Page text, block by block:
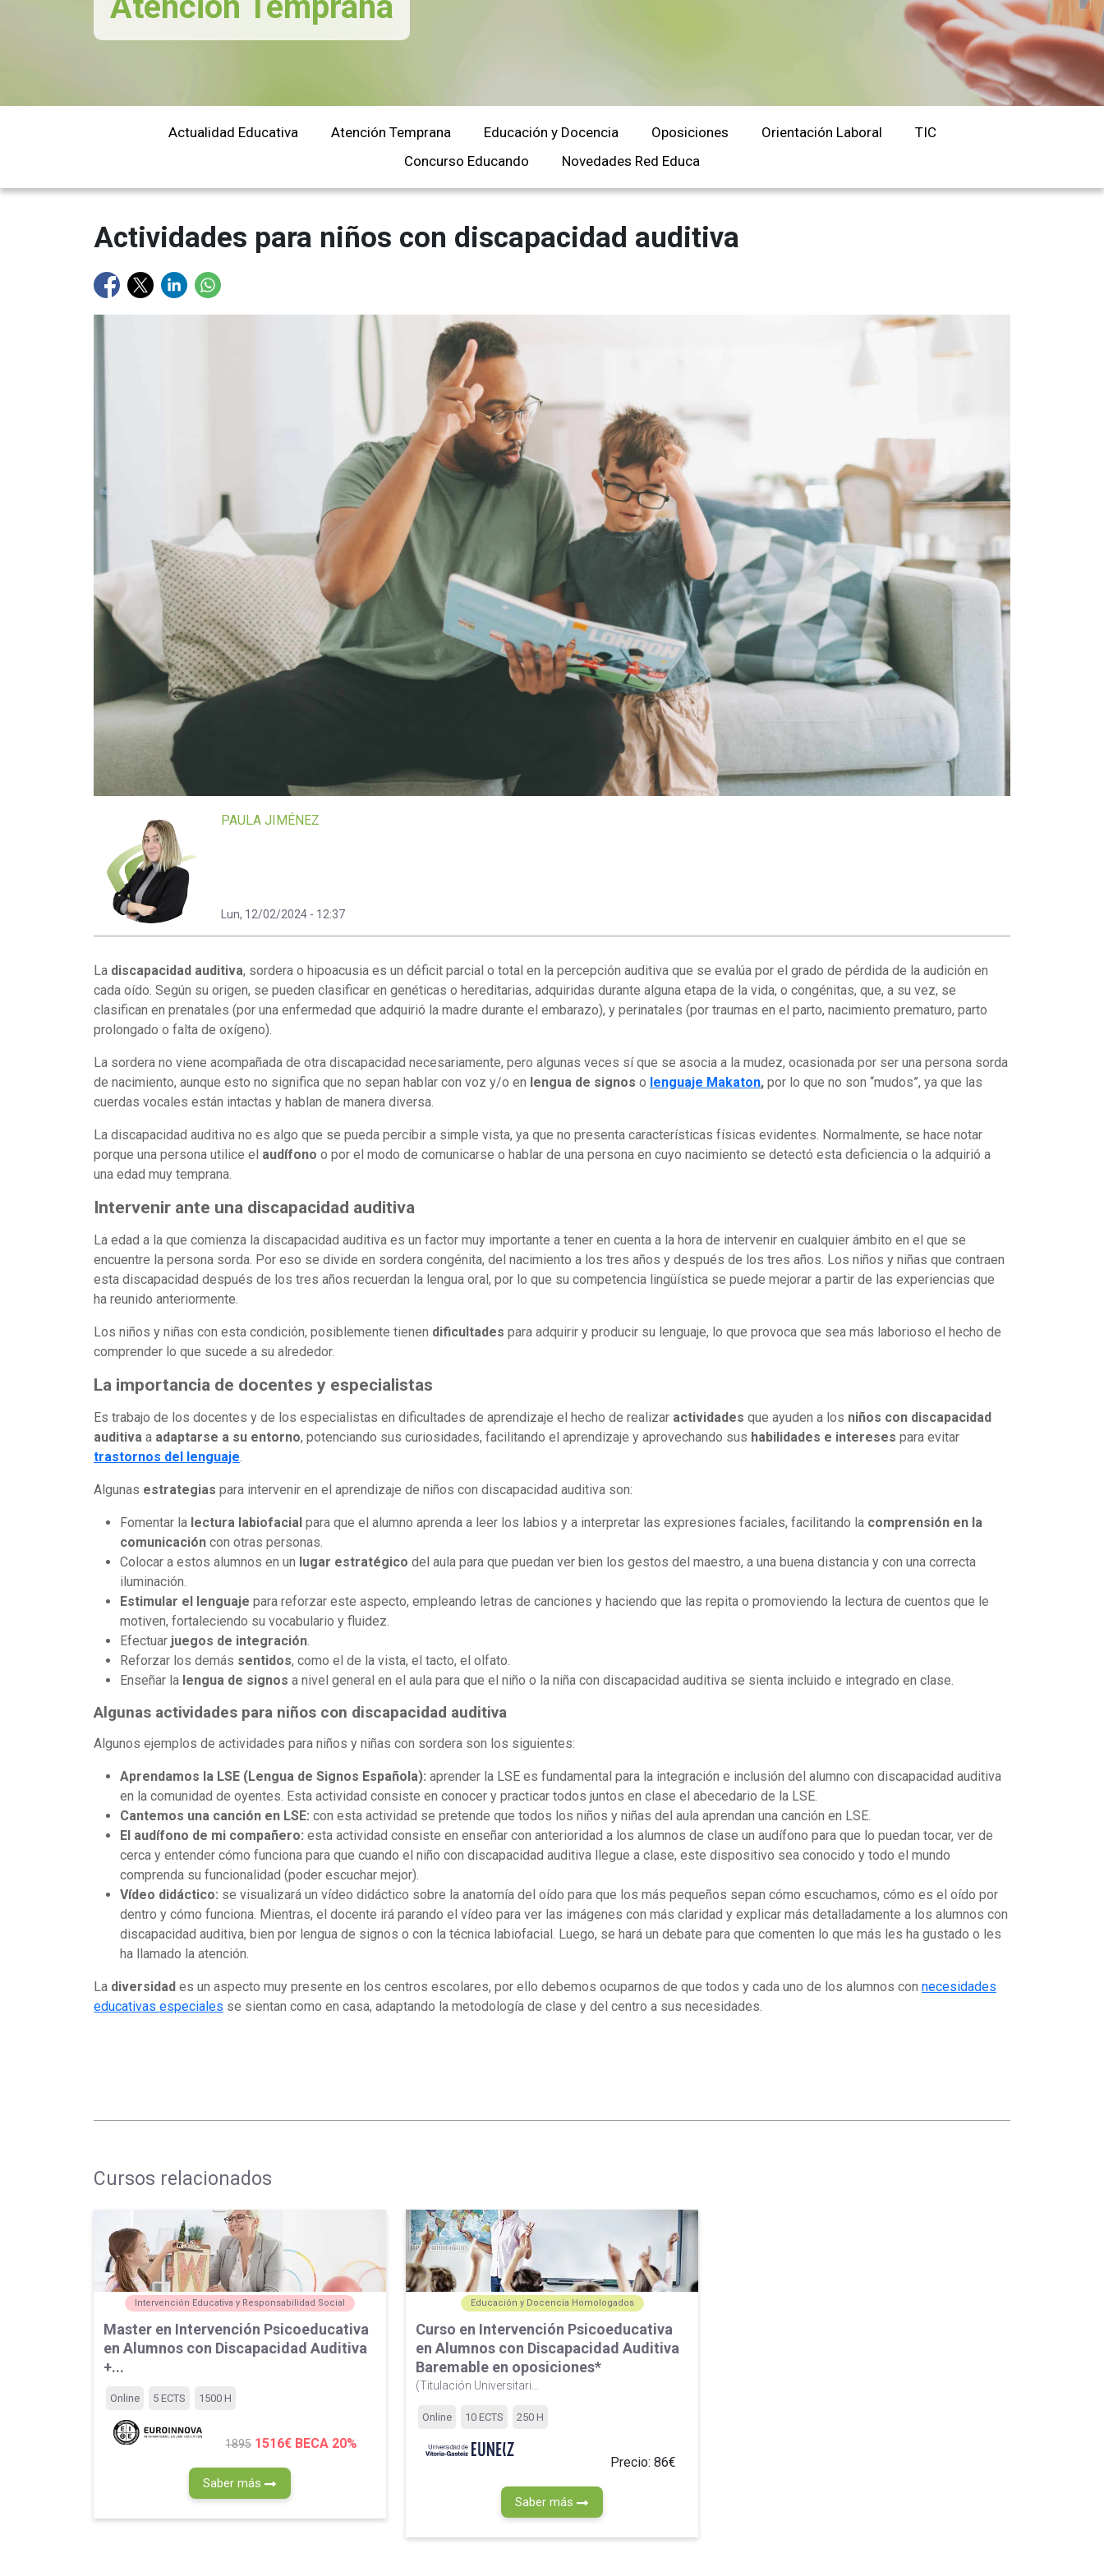
Másteres Oficiales
Masters Profesionales
Cursos para oposiciones
Orientación Laboral
Responsabilidad Social e
Actualidad Educativa Atención Temprana Educación y Docencia Oposiciones Orientación Laboral
TIC
Concurso Educando
Novedades Red Educa
Actividades para niños con discapacidad auditiva
PAULA JIMÉNEZ
Lun, 12/02/2024 - 12:37
La discapacidad auditiva, sordera o hipoacusia es un déficit parcial o total en la percepción auditiva que se evalúa por el grado de pérdida de la audición en
cada oído. Según su origen, se pueden clasificar en genéticas o hereditarias, adquiridas durante alguna etapa de la vida, o congénitas, que, a su vez, se
clasifican en prenatales (por una enfermedad que adquirió la madre durante el embarazo), y perinatales (por traumas en el parto, nacimiento prematuro, parto
prolongado o falta de oxígeno).
La sordera no viene acompañada de otra discapacidad necesariamente, pero algunas veces sí que se asocia a la mudez, ocasionada por ser una persona sorda
de nacimiento, aunque esto no significa que no sepan hablar con voz y/o en lengua de signos o lenguaje Makaton, por lo que no son “mudos”, ya que las
cuerdas vocales están intactas y hablan de manera diversa.
La discapacidad auditiva no es algo que se pueda percibir a simple vista, ya que no presenta características físicas evidentes. Normalmente, se hace notar
porque una persona utilice el audífono o por el modo de comunicarse o hablar de una persona en cuyo nacimiento se detectó esta deficiencia o la adquirió a
una edad muy temprana.
Intervenir ante una discapacidad auditiva
La edad a la que comienza la discapacidad auditiva es un factor muy importante a tener en cuenta a la hora de intervenir en cualquier ámbito en el que se
encuentre la persona sorda. Por eso se divide en sordera congénita, del nacimiento a los tres años y después de los tres años. Los niños y niñas que contraen
esta discapacidad después de los tres años recuerdan la lengua oral, por lo que su competencia lingüística se puede mejorar a partir de las experiencias que
ha reunido anteriormente.
Los niños y niñas con esta condición, posiblemente tienen dificultades para adquirir y producir su lenguaje, lo que provoca que sea más laborioso el hecho de
comprender lo que sucede a su alrededor.
La importancia de docentes y especialistas
Es trabajo de los docentes y de los especialistas en dificultades de aprendizaje el hecho de realizar actividades que ayuden a los niños con discapacidad
auditiva a adaptarse a su entorno, potenciando sus curiosidades, facilitando el aprendizaje y aprovechando sus habilidades e intereses para evitar
trastornos del lenguaje.
Algunas estrategias para intervenir en el aprendizaje de niños con discapacidad auditiva son:
Fomentar la lectura labiofacial para que el alumno aprenda a leer los labios y a interpretar las expresiones faciales, facilitando la comprensión en la
comunicación con otras personas.
Colocar a estos alumnos en un lugar estratégico del aula para que puedan ver bien los gestos del maestro, a una buena distancia y con una correcta
iluminación.
Estimular el lenguaje para reforzar este aspecto, empleando letras de canciones y haciendo que las repita o promoviendo la lectura de cuentos que le
motiven, fortaleciendo su vocabulario y fluidez.
Efectuar juegos de integración.
Reforzar los demás sentidos, como el de la vista, el tacto, el olfato.
Enseñar la lengua de signos a nivel general en el aula para que el niño o la niña con discapacidad auditiva se sienta incluido e integrado en clase.
Algunas actividades para niños con discapacidad auditiva
Algunos ejemplos de actividades para niños y niñas con sordera son los siguientes:
Aprendamos la LSE (Lengua de Signos Española): aprender la LSE es fundamental para la integración e inclusión del alumno con discapacidad auditiva
en la comunidad de oyentes. Esta actividad consiste en conocer y practicar todos juntos en clase el abecedario de la LSE.
Cantemos una canción en LSE: con esta actividad se pretende que todos los niños y niñas del aula aprendan una canción en LSE.
El audífono de mi compañero: esta actividad consiste en enseñar con anterioridad a los alumnos de clase un audífono para que lo puedan tocar, ver de
cerca y entender cómo funciona para que cuando el niño con discapacidad auditiva llegue a clase, este dispositivo sea conocido y todo el mundo
comprenda su funcionalidad (poder escuchar mejor).
Vídeo didáctico: se visualizará un vídeo didáctico sobre la anatomía del oído para que los más pequeños sepan cómo escuchamos, cómo es el oído por
dentro y cómo funciona. Mientras, el docente irá parando el vídeo para ver las imágenes con más claridad y explicar más detalladamente a los alumnos con
discapacidad auditiva, bien por lengua de signos o con la técnica labiofacial. Luego, se hará un debate para que comenten lo que más les ha gustado o les
ha llamado la atención.
La diversidad es un aspecto muy presente en los centros escolares, por ello debemos ocuparnos de que todos y cada uno de los alumnos con necesidades
educativas especiales se sientan como en casa, adaptando la metodología de clase y del centro a sus necesidades.
Cursos relacionados
Intervención Educativa y Responsabilidad Social
Master en Intervención Psicoeducativa
en Alumnos con Discapacidad Auditiva
+...
Online 5 ECTS 1500 H
1895 1516€ BECA 20%
Saber más
Educación y Docencia Homologados
Curso en Intervención Psicoeducativa
en Alumnos con Discapacidad Auditiva
Baremable en oposiciones*
(Titulación Universitari...
Online 10 ECTS 250 H
Precio: 86€
Saber más